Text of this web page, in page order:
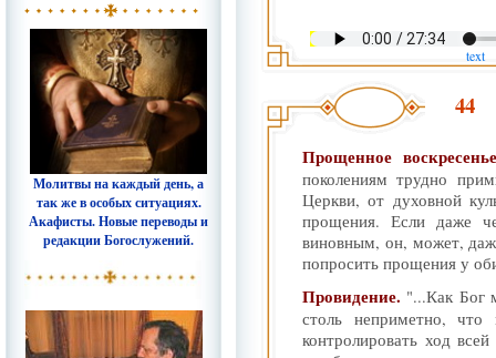
Молитвы на каждый день, а
так же в особых ситуациях.
Акафисты. Новые переводы и
редакции Богослужений.
text
44
Прощенное
поколениям трудно
Церкви, от духовной
прощения. Если даже
виновным, он, может,
попросить прощения у
Провидение. "...Как Бог
столь неприметно,
контролировать ход